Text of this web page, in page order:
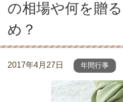
の相場や何を贈
め？
2017年4月27日 年間行事